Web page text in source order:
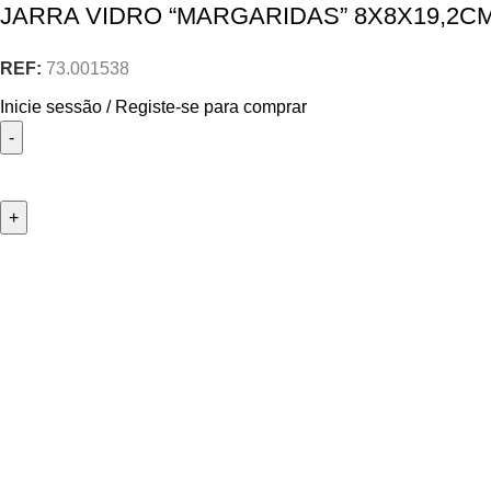
JARRA VIDRO “MARGARIDAS”
REF: 73.001538
Inicie sessão / Registe-se para comprar